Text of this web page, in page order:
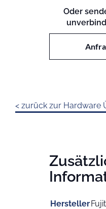
Oder
< zurück zur Hardware
Hersteller